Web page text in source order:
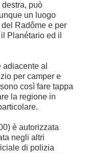
può
un luogo
Radôme e per
Planétario ed il
al
per camper e
così fare tappa
la regione in
è autorizzata
negli altri
di polizia